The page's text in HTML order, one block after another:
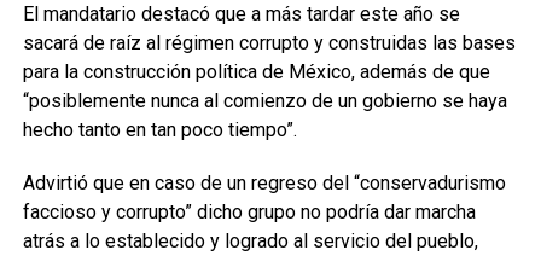
El mandatario destacó que a más tardar este año se
sacará de raíz al régimen corrupto y construidas las bases
para la construcción política de México, además de que
“posiblemente nunca al comienzo de un gobierno se haya
hecho tanto en tan poco tiempo”.
Advirtió que en caso de un regreso del “conservadurismo
faccioso y corrupto” dicho grupo no podría dar marcha
atrás a lo establecido y logrado al servicio del pueblo,